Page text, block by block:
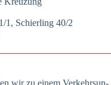
1, Schier­ling 40/2
wir zu einem Ver­kehrs­un­